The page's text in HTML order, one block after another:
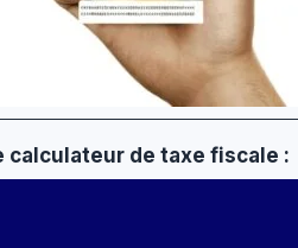
de taxe fiscale :